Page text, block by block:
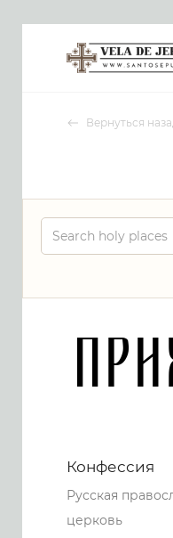
Вернуться
Конфессия
Русская
церковь